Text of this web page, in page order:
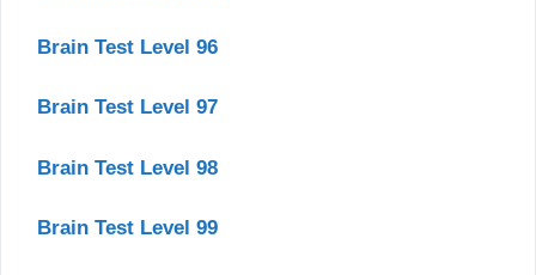
Brain Test Level 96
Brain Test Level 97
Brain Test Level 98
Brain Test Level 99